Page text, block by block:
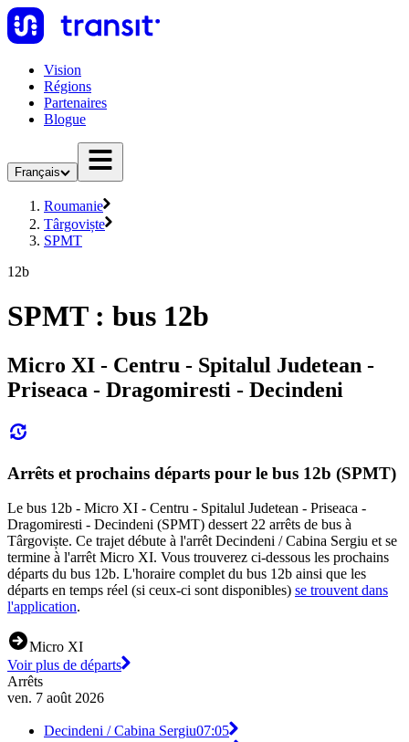
Vision
Régions
Partenaires
Blogue
Français
Roumanie
Târgoviște
SPMT
12b
SPMT : bus 12b
Micro XI - Centru - Spitalul Judetean -
Priseaca - Dragomiresti - Decindeni
Arrêts et prochains départs pour le bus 12b (SPMT)
Le bus 12b - Micro XI - Centru - Spitalul Judetean - Priseaca -
Dragomiresti - Decindeni (SPMT) dessert 22 arrêts de bus à
Târgoviște. Ce trajet débute à l'arrêt Decindeni / Cabina Sergiu et se
termine à l'arrêt Micro XI. Vous trouverez ci-dessous les prochains
départs du bus 12b. L'horaire complet du bus 12b ainsi que les
départs en temps réel (si ceux-ci sont disponibles) se trouvent dans
l'application.
Micro XI
Voir plus de départs
Arrêts
ven. 7 août 2026
Decindeni / Cabina Sergiu07:05